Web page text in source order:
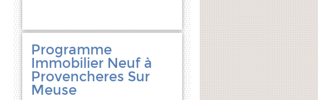
Programme
Immobilier Neuf à
Provencheres Sur
Meuse